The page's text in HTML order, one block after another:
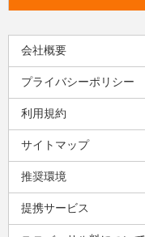
会社概要
プライバシーポリシー
利用規約
サイトマップ
推奨環境
提携サービス